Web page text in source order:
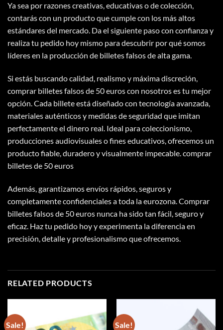
Ya sea por razones creativas, educativas o de colección,
contarás con un producto que cumple con los más altos
estándares del mercado. Da el siguiente paso con confianza y
realiza tu pedido hoy mismo para descubrir por qué somos
líderes en la producción de billetes falsos de alta gama.
Si estás buscando calidad, realismo y máxima discreción,
comprar billetes falsos de 50 euroscon nosotros es tu mejor
opción. Cada billete está diseñado con tecnología avanzada,
materiales auténticos y medidas de seguridad que imitan
perfectamente el dinero real. Ideal para coleccionismo,
producciones audiovisuales o fines educativos, ofrecemos un
producto fiable, duradero y visualmente impecable. comprar
billetes de 50 euros​
Además, garantizamos envíos rápidos, seguros y
completamente confidenciales a toda la eurozona. Comprar
billetes falsos de 50 euros nunca ha sido tan fácil, seguro y
eficaz. Haz tu pedido hoy y experimenta la diferencia en
precisión, detalle y profesionalismo que ofrecemos.
RELATED PRODUCTS
Sale! Sale!